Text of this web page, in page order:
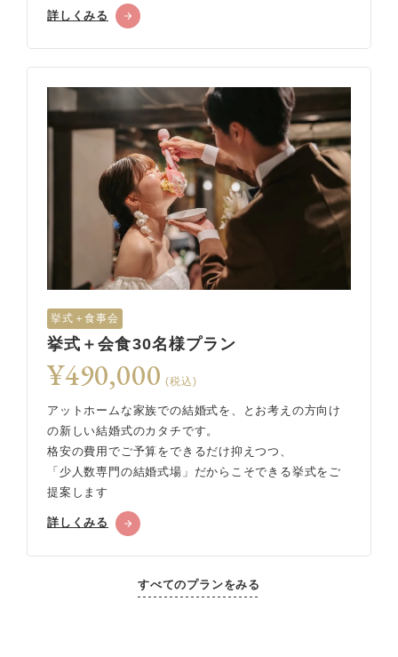
詳しくみる
挙式＋食事会
挙式＋会食30名様プラン
¥490,000 (税込)
アットホームな家族での結婚式を、とお考えの方向け
の新しい結婚式のカタチです。
格安の費用でご予算をできるだけ抑えつつ、
「少人数専門の結婚式場」だからこそできる挙式をご
提案します
詳しくみる
すべてのプランをみる